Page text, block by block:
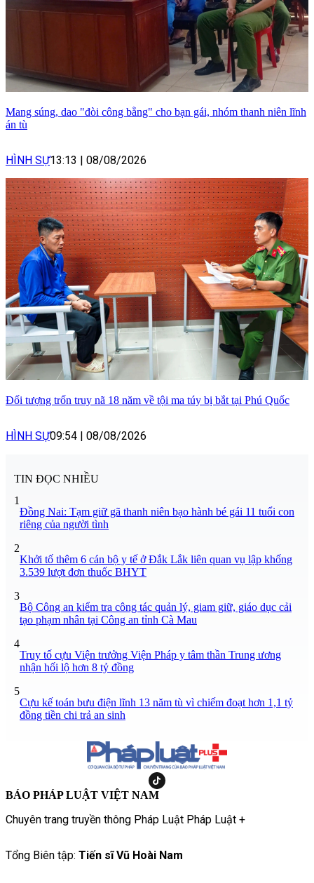
Mang súng, dao "đòi công bằng" cho bạn gái, nhóm thanh niên lĩnh
án tù
HÌNH SỰ13:13 08/08/2026
Đối tượng trốn truy nã 18 năm về tội ma túy bị bắt tại Phú Quốc
HÌNH SỰ09:54 08/08/2026
TIN ĐỌC NHIỀU
1
Đồng Nai: Tạm giữ gã thanh niên bạo hành bé gái 11 tuổi con
riêng của người tình
2
Khởi tố thêm 6 cán bộ y tế ở Đắk Lắk liên quan vụ lập khống
3.539 lượt đơn thuốc BHYT
3
Bộ Công an kiểm tra công tác quản lý, giam giữ, giáo dục cải
tạo phạm nhân tại Công an tỉnh Cà Mau
4
Truy tố cựu Viện trưởng Viện Pháp y tâm thần Trung ương
nhận hối lộ hơn 8 tỷ đồng
5
Cựu kế toán bưu điện lĩnh 13 năm tù vì chiếm đoạt hơn 1,1 tỷ
đồng tiền chi trả an sinh
BÁO PHÁP LUẬT VIỆT NAM
Chuyên trang truyền thông Pháp Luật Pháp Luật +
Tổng Biên tập: Tiến sĩ Vũ Hoài Nam